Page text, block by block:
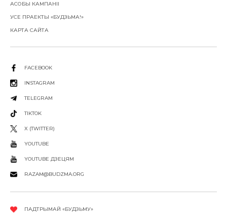
АСОБЫ КАМПАНІІ
УСЕ ПРАЕКТЫ «БУДЗЬМА!»
КАРТА САЙТА
FACEBOOK
INSTAGRAM
TELEGRAM
TIKTOK
X (TWITTER)
YOUTUBE
YOUTUBE ДЗЕЦЯМ
RAZAM@BUDZMA.ORG
ПАДТРЫМАЙ «БУДЗЬМУ»